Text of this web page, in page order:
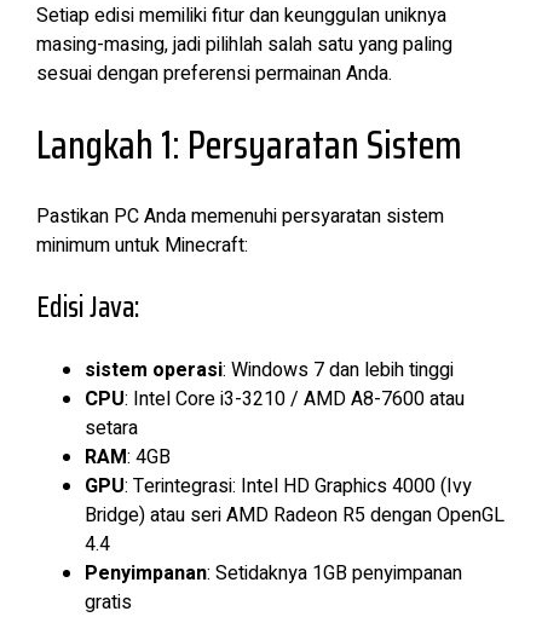
Setiap edisi memiliki fitur dan keunggulan uniknya
masing-masing, jadi pilihlah salah satu yang paling
sesuai dengan preferensi permainan Anda.
Langkah 1: Persyaratan Sistem
Pastikan PC Anda memenuhi persyaratan sistem
minimum untuk Minecraft:
Edisi Java:
sistem operasi: Windows 7 dan lebih tinggi
CPU: Intel Core i3-3210 / AMD A8-7600 atau
setara
RAM: 4GB
GPU: Terintegrasi: Intel HD Graphics 4000 (Ivy
Bridge) atau seri AMD Radeon R5 dengan OpenGL
4.4
Penyimpanan: Setidaknya 1GB penyimpanan
gratis